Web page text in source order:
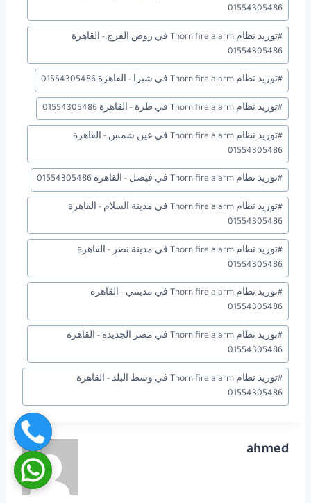
01554305486
#
توريد نظام Thorn fire alarm في روض الفرج - القاهرة
01554305486
#توريد نظام Thorn fire alarm في شبرا - القاهرة 01554305486
#توريد نظام Thorn fire alarm في طرة - القاهرة 01554305486
#
توريد نظام Thorn fire alarm في عين شمس - القاهرة
01554305486
#توريد نظام Thorn fire alarm في فيصل - القاهرة 01554305486
#
توريد نظام Thorn fire alarm في مدينة السلام - القاهرة
01554305486
#
توريد نظام Thorn fire alarm في مدينة نصر - القاهرة
01554305486
#
توريد نظام Thorn fire alarm في مدينتي - القاهرة
01554305486
#
توريد نظام Thorn fire alarm في مصر الجديدة - القاهرة
01554305486
#
توريد نظام Thorn fire alarm في وسط البلد - القاهرة
01554305486
ahmed